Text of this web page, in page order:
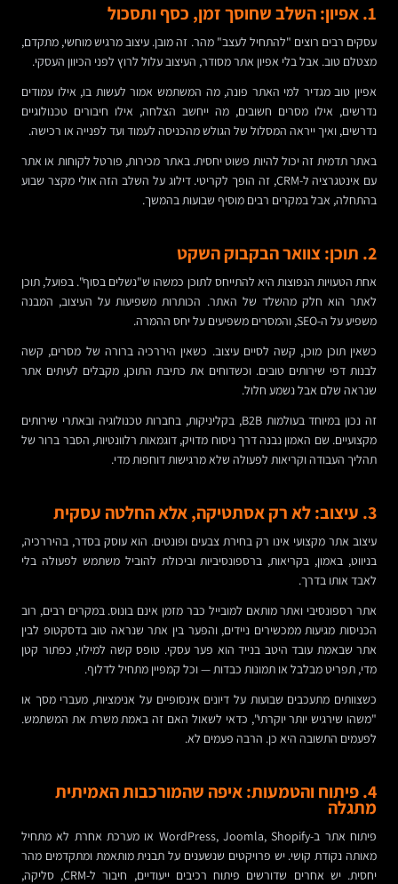
1. אפיון: השלב שחוסך זמן, כסף ותסכול
עסקים רבים רוצים "להתחיל לעצב" מהר. זה מובן. עיצוב מרגיש מוחשי, מתקדם,
מצטלם טוב. אבל בלי אפיון אתר מסודר, העיצוב עלול לרוץ לפני הכיוון העסקי.
אפיון טוב מגדיר למי האתר פונה, מה המשתמש אמור לעשות בו, אילו עמודים
נדרשים, אילו מסרים חשובים, מה ייחשב הצלחה, אילו חיבורים טכנולוגיים
נדרשים, ואיך ייראה המסלול של הגולש מהכניסה לעמוד ועד לפנייה או רכישה.
באתר תדמית זה יכול להיות פשוט יחסית. באתר מכירות, פורטל לקוחות או אתר
עם אינטגרציה ל-CRM, זה הופך לקריטי. דילוג על השלב הזה אולי מקצר שבוע
בהתחלה, אבל במקרים רבים מוסיף שבועות בהמשך.
2. תוכן: צוואר הבקבוק השקט
אחת הטעויות הנפוצות היא להתייחס לתוכן כמשהו ש"נשלים בסוף". בפועל, תוכן
לאתר הוא חלק מהשלד של האתר. הכותרות משפיעות על העיצוב, המבנה
משפיע על ה-SEO, והמסרים משפיעים על יחס ההמרה.
כשאין תוכן מוכן, קשה לסיים עיצוב. כשאין היררכיה ברורה של מסרים, קשה
לבנות דפי שירותים טובים. וכשדוחים את כתיבת התוכן, מקבלים לעיתים אתר
שנראה שלם אבל נשמע חלול.
זה נכון במיוחד בעולמות B2B, בקליניקות, בחברות טכנולוגיה ובאתרי שירותים
מקצועיים. שם האמון נבנה דרך ניסוח מדויק, דוגמאות רלוונטיות, הסבר ברור של
תהליך העבודה וקריאות לפעולה שלא מרגישות דוחפות מדי.
3. עיצוב: לא רק אסתטיקה, אלא החלטה עסקית
עיצוב אתר מקצועי אינו רק בחירת צבעים ופונטים. הוא עוסק בסדר, בהיררכיה,
בניווט, באמון, בקריאות, ברספונסיביות וביכולת להוביל משתמש לפעולה בלי
לאבד אותו בדרך.
אתר רספונסיבי ואתר מותאם למובייל כבר מזמן אינם בונוס. במקרים רבים, רוב
הכניסות מגיעות ממכשירים ניידים, והפער בין אתר שנראה טוב בדסקטופ לבין
אתר שבאמת עובד היטב בנייד הוא פער עסקי. טופס קשה למילוי, כפתור קטן
מדי, תפריט מבלבל או תמונות כבדות — וכל קמפיין מתחיל לדלוף.
כשצוותים מתעכבים שבועות על דיונים אינסופיים על אנימציות, מעברי מסך או
"משהו שירגיש יותר יוקרתי", כדאי לשאול האם זה באמת משרת את המשתמש.
לפעמים התשובה היא כן. הרבה פעמים לא.
4. פיתוח והטמעות: איפה שהמורכבות האמיתית
מתגלה
פיתוח אתר ב-WordPress, Joomla, Shopify או מערכת אחרת לא מתחיל
מאותה נקודת קושי. יש פרויקטים שנשענים על תבנית מותאמת ומתקדמים מהר
יחסית. יש אחרים שדורשים פיתוח רכיבים ייעודיים, חיבור ל-CRM, סליקה,